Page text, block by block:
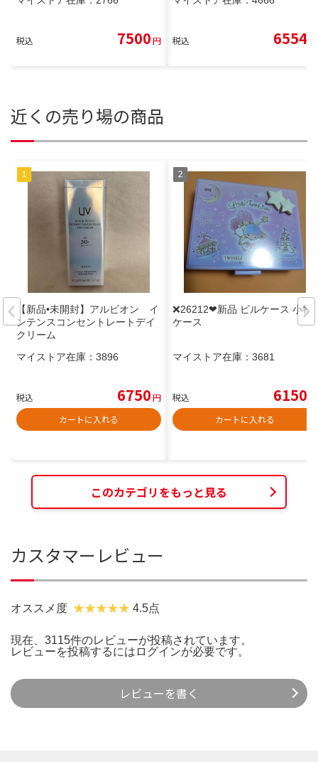
税込 7500円 税込 6554
近くの売り場の商品
【新品•未開封】アルビオン イ
ンテンスコンセントレートデイ
クリーム
マイストア在庫： 3896
税込 6750円
カートに入れる
❌26212❤新品 ピルケース 小物
ケース
マイストア在庫： 3681
税込 6150
カートに入れる
このカテゴリをもっと見る
カスタマーレビュー
オススメ度 4.5点
現在、3115件のレビューが投稿されています。
レビューを投稿するには ログインが必要です。
レビューを書く